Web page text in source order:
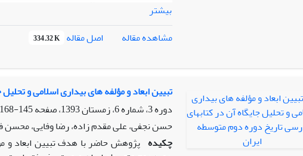
(مسئله
توصیفی هستند.(
روش ) در ادامه مشخص شد
پیامدهای نفوذ استعمار،انسجام، همگرایی
به ترتیب کتب هدیه های آسمان،فارسی و
اسلامی را شامل شده و پایه پنجم بیشترین
شناخت و آگاهی نسبتاً خوبی در زمینه های
بیشتر
مشاهده مقاله
اصل مقاله 334.32 K
تبیین ابعاد و مؤلفه های بیداری اسلامی و
دوره 3، شماره 6، زمستان 1393، صفحه
145-168
حسن نجفی، علی مقدم زاده، رضا وفایی، محسن
چکیده پ‍ژوه‍ش‌ ح‍اض‍ر با هدف تبیین ابعاد و